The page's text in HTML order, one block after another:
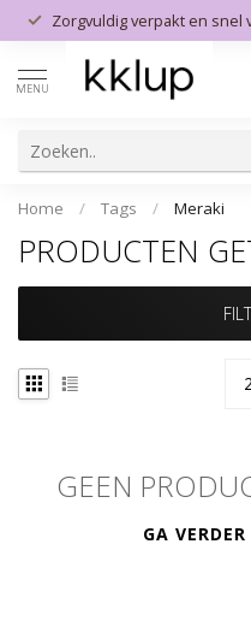
Zorgvuldig verpakt en snel
MENU
Home / Tags / Meraki
PRODUCTEN
GEEN
GA